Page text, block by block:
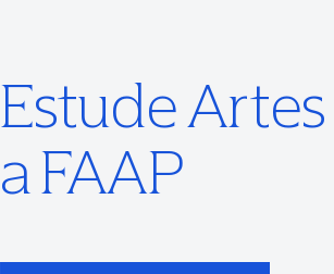
Estude
a FAAP